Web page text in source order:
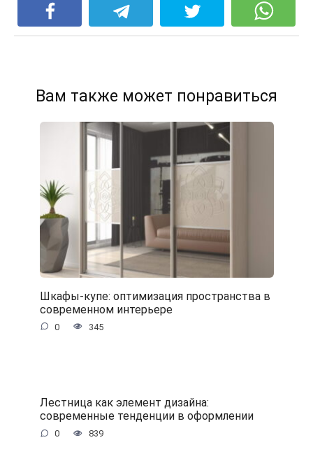
Вам также может понравиться
Шкафы-купе: оптимизация пространства в
современном интерьере
0 345
Лестница как элемент дизайна:
современные тенденции в оформлении
0 839